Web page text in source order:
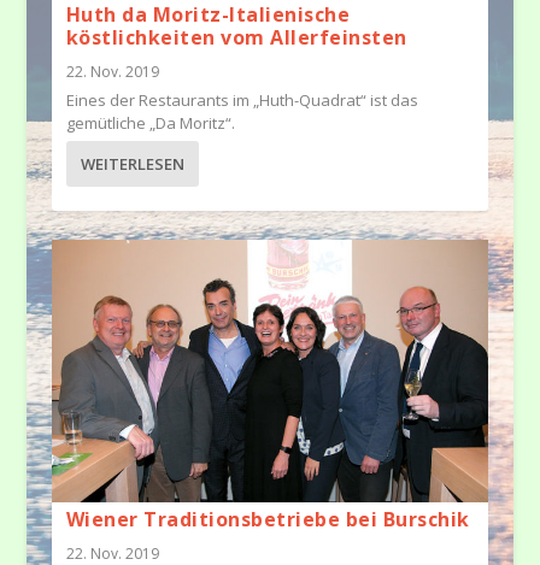
Huth da Moritz-Italienische
köstlichkeiten vom Allerfeinsten
22. Nov. 2019
Eines der Restaurants im „Huth-Quadrat“ ist das
gemütliche „Da Moritz“.
WEITERLESEN
Wiener Traditionsbetriebe bei Burschik
22. Nov. 2019